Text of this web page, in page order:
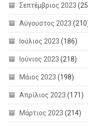
Σεπτέμβριος 2023
Αύγουστος 2023
Ιούλιος 2023 (186)
Ιούνιος 2023 (218)
Μάιος 2023 (198)
Απρίλιος 2023 (171)
Μάρτιος 2023 (214)